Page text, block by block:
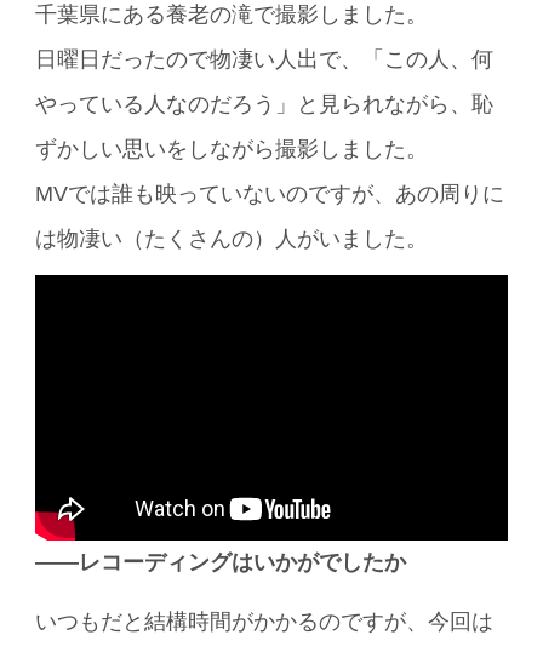
千葉県にある養老の滝で撮影しました。
日曜日だったので物凄い人出で、「この人、何
やっている人なのだろう」と見られながら、恥
ずかしい思いをしながら撮影しました。
MVでは誰も映っていないのですが、あの周りに
は物凄い（たくさんの）人がいました。
――レコーディングはいかがでしたか
いつもだと結構時間がかかるのですが、今回は